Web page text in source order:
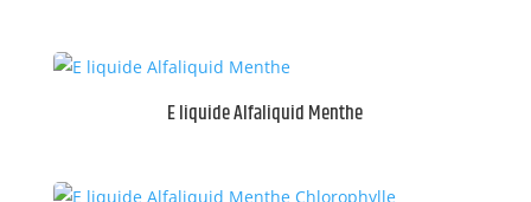
E liquide Alfaliquid Menthe